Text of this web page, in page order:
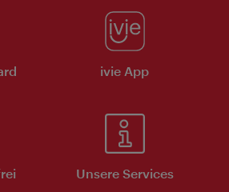
ivie App
Unsere Services